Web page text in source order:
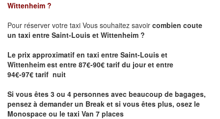
Wittenheim ?
Pour réserver votre taxi Vous souhaitez savoir combien coute
un taxi entre Saint-Louis et Wittenheim ?
Le prix approximatif en taxi entre Saint-Louis et
Wittenheim est entre 87€-90€ tarif du jour et entre
94€-97€ tarif nuit
Si vous êtes 3 ou 4 personnes avec beaucoup de bagages,
pensez à demander un Break et si vous êtes plus, osez le
Monospace ou le taxi Van 7 places